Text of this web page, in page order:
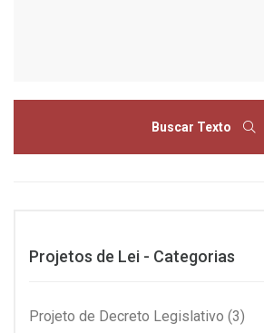
Buscar Texto
Projetos de Lei - Categorias
Projeto de Decreto Legislativo (3)